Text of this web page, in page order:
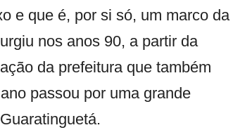
e que é, por si só, um marco da
nos anos 90, a partir da
da prefeitura que também
passou por uma grande